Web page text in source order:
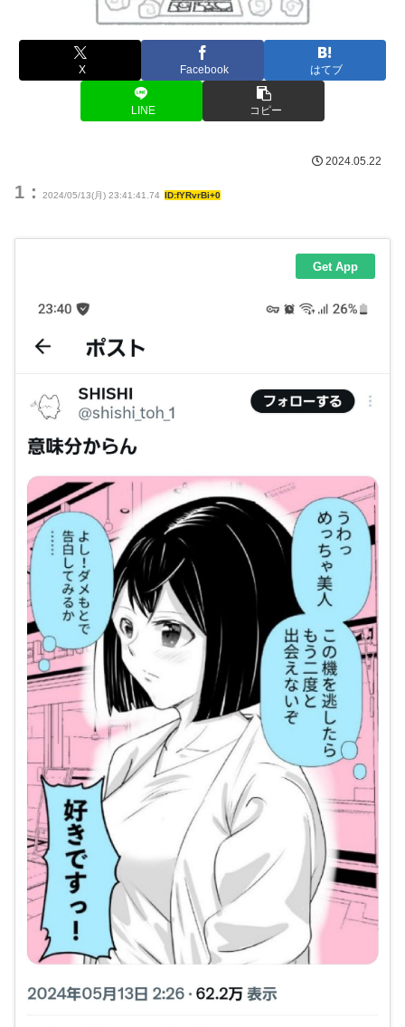
X Facebook はてブ
LINE コピー
2024.05.22
1： 2024/05/13(月) 23:41:41.74 ID:fYRvrBi+0